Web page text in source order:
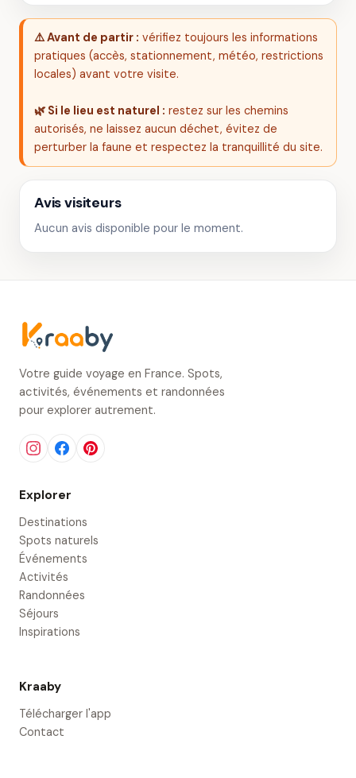
⚠️ Avant de partir : vérifiez toujours les informations
pratiques (accès, stationnement, météo, restrictions
locales) avant votre visite.
🌿 Si le lieu est naturel : restez sur les chemins
autorisés, ne laissez aucun déchet, évitez de
perturber la faune et respectez la tranquillité du site.
Avis visiteurs
Aucun avis disponible pour le moment.
Votre guide voyage en France. Spots,
activités, événements et randonnées
pour explorer autrement.
Explorer
Destinations
Spots naturels
Événements
Activités
Randonnées
Séjours
Inspirations
Kraaby
Télécharger l'app
Contact